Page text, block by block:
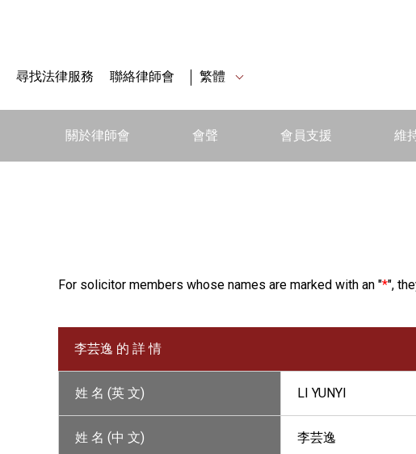
尋找法律服務 聯絡律師會 繁體
關於律師會 會聲 會員支援 維
For solicitor members whose names are marked with an "*",
李芸逸 的 詳 情
姓 名 (英 文) LI YUNYI
姓 名 (中 文) 李芸逸